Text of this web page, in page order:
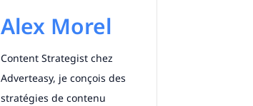
Alex Morel
Content Strategist chez
Adverteasy, je conçois des
stratégies de contenu